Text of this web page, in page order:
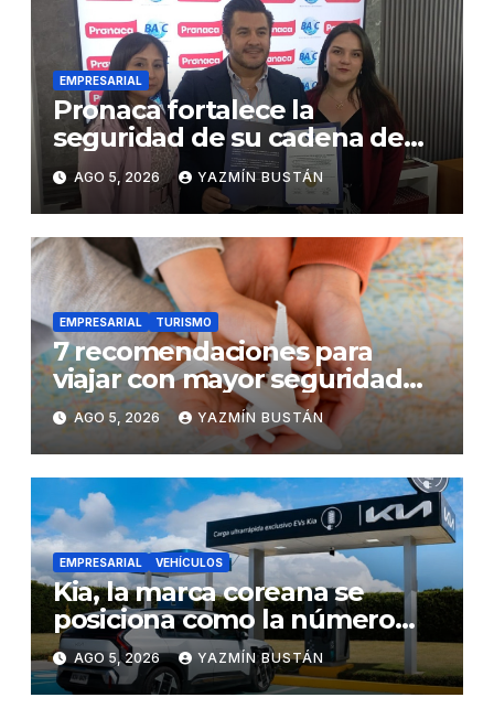
EMPRESARIAL
Pronaca fortalece la
seguridad de su cadena de
suministro con certificación
BASC en dos plantas
AGO 5, 2026 YAZMÍN BUSTÁN
EMPRESARIAL TURISMO
7 recomendaciones para
viajar con mayor seguridad
dentro y fuera del Ecuador
AGO 5, 2026 YAZMÍN BUSTÁN
EMPRESARIAL VEHÍCULOS
Kia, la marca coreana se
posiciona como la número
uno en ventas de vehículos
eléctricos en Ecuador
durante julio
AGO 5, 2026 YAZMÍN BUSTÁN